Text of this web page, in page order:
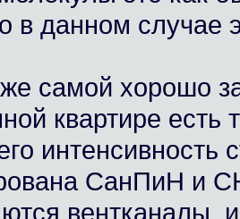
в данном случае
самой хорошо
квартире есть
интенсивность
СанПиН и
вентканалы,